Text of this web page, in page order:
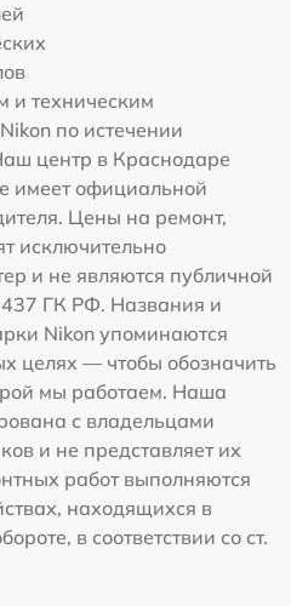
и техническим
по истечении
центр в Краснодаре
имеет официальной
Цены на ремонт,
исключительно
и не являются публичной
437 ГК РФ. Названия и
Nikon упоминаются
целях — чтобы обозначить
мы работаем. Наша
с владельцами
и не представляет их
работ выполняются
находящихся в
в соответствии со ст.